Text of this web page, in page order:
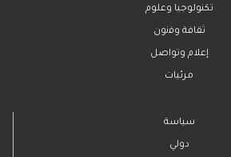
تكنولوجيا وعلوم
ﺛﻘﺎﻓﺔ وﻓﻧون
إعلام وتواصل
مرئيات
سياسة
دولي